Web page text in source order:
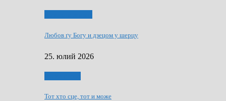
Любов ґу Богу и дзецом у шерцу
25. юлий 2026
Тот хто сце, тот и може